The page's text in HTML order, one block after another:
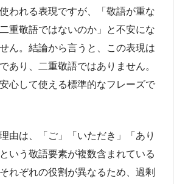
われる表現ですが、「敬語が重な
重敬語ではないのか」と不安にな
ん。結論から言うと、この表現は
あり、二重敬語ではありません。
心して使える標準的なフレーズで
由は、「ご」「いただき」「あり
いう敬語要素が複数含まれている
れぞれの役割が異なるため、過剰